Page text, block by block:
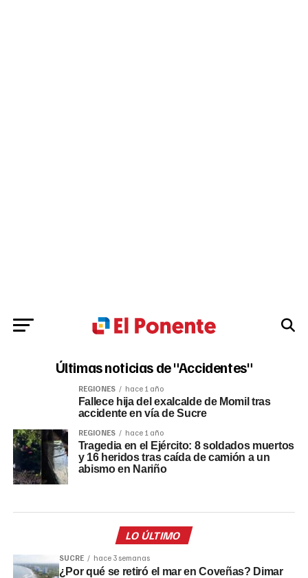
Últimas noticias de "Accidentes"
REGIONES hace 1 año
Fallece hija del exalcalde de Momil tras
accidente en vía de Sucre
REGIONES hace 1 año
Tragedia en el Ejército: 8 soldados muertos
y 16 heridos tras caída de camión a un
abismo en Nariño
LO ÚLTIMO
SUCRE hace 3 semanas
¿Por qué se retiró el mar en Coveñas? Dimar